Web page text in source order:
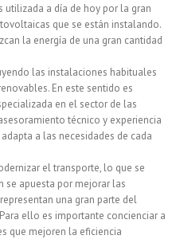
utilizada a día de hoy por la gran
que se están instalando.
la energía de una gran cantidad
las instalaciones habituales
En este sentido es
en el sector de las
técnico y experiencia
a las necesidades de cada
el transporte, lo que se
se apuesta por mejorar las
una gran parte del
ello es importante concienciar a
que mejoren la eficiencia